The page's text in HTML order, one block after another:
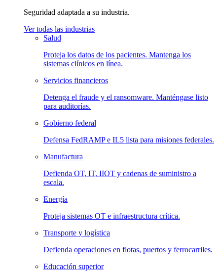
Seguridad adaptada a su industria.
Ver todas las industrias
Salud
Proteja los datos de los pacientes. Mantenga los
sistemas clínicos en línea.
Servicios financieros
Detenga el fraude y el ransomware. Manténgase listo
para auditorías.
Gobierno federal
Defensa FedRAMP e IL5 lista para misiones federales.
Manufactura
Defienda OT, IT, IIOT y cadenas de suministro a
escala.
Energía
Proteja sistemas OT e infraestructura crítica.
Transporte y logística
Defienda operaciones en flotas, puertos y ferrocarriles.
Educación superior